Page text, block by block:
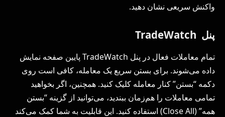
واکنش سریعی نشان دهید.
پنل TradeWatch
تمام معاملات فعال در پنل TradeWatch پایین صفحه نمایش
داده می‌شوند. برای بستن سریع یک معامله، کافی است روی
دکمه “بستن” کنار معامله کلیک کنید. همچنین، اگر بخواهید
تمامی معاملات را هم‌زمان ببندید، می‌توانید از گزینه “بستن
همه” (Close All) استفاده کنید. این قابلیت به شما کمک می‌کند